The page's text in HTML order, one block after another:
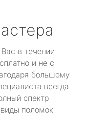
в течении
и не с
большому
всегда
спектр
поломок